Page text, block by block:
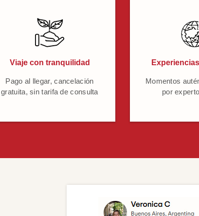
Viaje con tranquilidad
Pago al llegar, cancelación
gratuita, sin tarifa de consulta
Momentos
por